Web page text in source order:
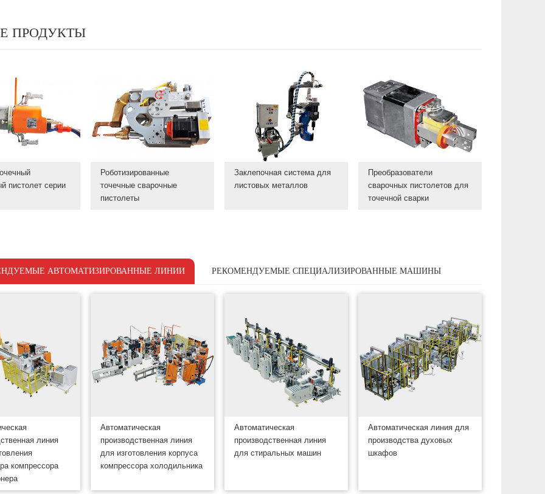
ПРОДУКТЫ
пистолет серии
Роботизированные
точечные сварочные
пистолеты
Заклепочная система для
листовых металлов
Преобразователи
сварочных пистолетов для
точечной сварки
АВТОМАТИЗИРОВАННЫЕ ЛИНИИ РЕКОМЕНДУЕМЫЕ СПЕЦИАЛИЗИРОВАННЫЕ МАШИНЫ
линия
компрессора
Автоматическая
производственная линия
для изготовления корпуса
компрессора холодильника
Автоматическая
производственная линия
для стиральных машин
Автоматическая линия для
производства духовых
шкафов